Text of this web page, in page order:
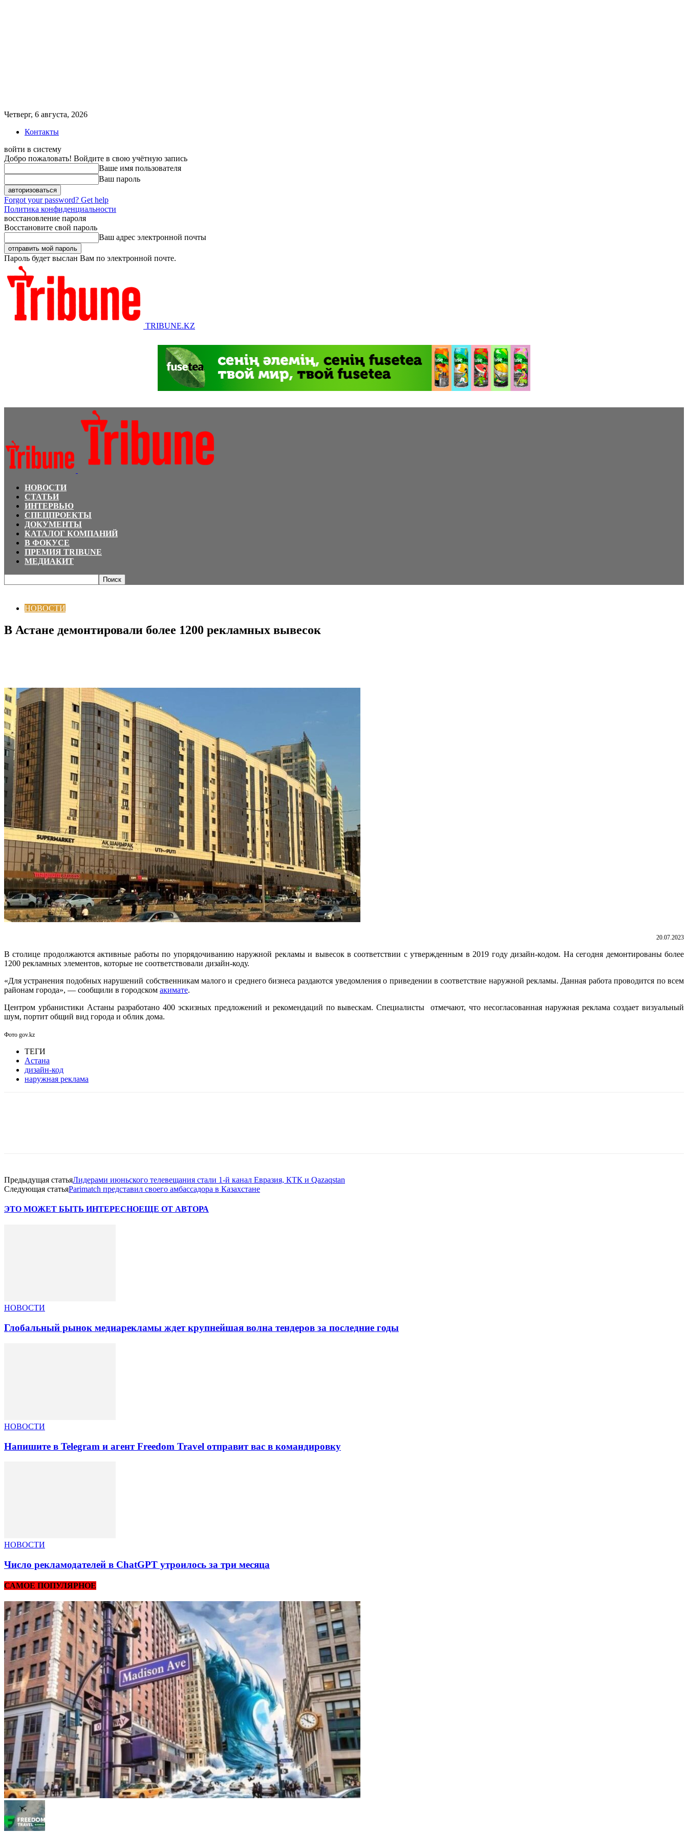
Четверг, 6 августа, 2026
Контакты
войти в систему
Добро пожаловать! Войдите в свою учётную запись
Ваше имя пользователя
Ваш пароль
Forgot your password? Get help
Политика конфиденциальности
восстановление пароля
Восстановите свой пароль
Ваш адрес электронной почты
Пароль будет выслан Вам по электронной почте.
TRIBUNE.KZ
НОВОСТИ
СТАТЬИ
ИНТЕРВЬЮ
СПЕЦПРОЕКТЫ
ДОКУМЕНТЫ
КАТАЛОГ КОМПАНИЙ
В ФОКУСЕ
ПРЕМИЯ TRIBUNE
МЕДИАКИТ
НОВОСТИ
В Астане демонтировали более 1200 рекламных вывесок
20.07.2023
В столице продолжаются активные работы по упорядочиванию наружной рекламы и вывесок в соответствии с утвержденным в 2019 году дизайн-кодом. На сегодня демонтированы более
1200 рекламных элементов, которые не соответствовали дизайн-коду.
«Для устранения подобных нарушений собственникам малого и среднего бизнеса раздаются уведомления о приведении в соответствие наружной рекламы. Данная работа проводится по всем
районам города», — сообщили в городском акимате.
Центром урбанистики Астаны разработано 400 эскизных предложений и рекомендаций по вывескам. Специалисты отмечают, что несогласованная наружная реклама создает визуальный
шум, портит общий вид города и облик дома.
Фото gov.kz
ТЕГИ
Астана
дизайн-код
наружная реклама
Предыдущая статьяЛидерами июньского телевещания стали 1-й канал Евразия, КТК и Qazaqstan
Следующая статьяParimatch представил своего амбассадора в Казахстане
ЭТО МОЖЕТ БЫТЬ ИНТЕРЕСНОЕЩЕ ОТ АВТОРА
НОВОСТИ
Глобальный рынок медиарекламы ждет крупнейшая волна тендеров за последние годы
НОВОСТИ
Напишите в Telegram и агент Freedom Travel отправит вас в командировку
НОВОСТИ
Число рекламодателей в ChatGPT утроилось за три месяца
САМОЕ ПОПУЛЯРНОЕ